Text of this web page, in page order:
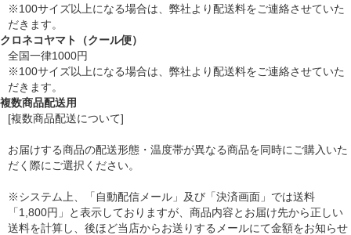
※100サイズ以上になる場合は、弊社より配送料をご連絡させていた
だきます。
クロネコヤマト（クール便）
全国一律1000円
※100サイズ以上になる場合は、弊社より配送料をご連絡させていた
だきます。
複数商品配送用
[複数商品配送について]
お届けする商品の配送形態・温度帯が異なる商品を同時にご購入いた
だく際にご選択ください。
※システム上、「自動配信メール」及び「決済画面」では送料
「1,800円」と表示しておりますが、商品内容とお届け先から正しい
送料を計算し、後ほど当店からお送りするメールにて金額をお知らせ